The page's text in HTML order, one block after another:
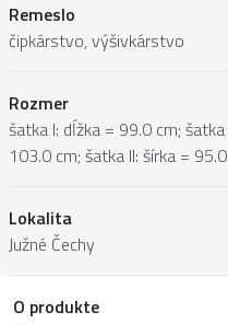
Remeslo
čipkárstvo, výšivkárstvo
Rozmer
šatka I: dĺžka = 99.0 cm;
103.0 cm; šatka II: šírka =
Lokalita
Južné Čechy
O produkte